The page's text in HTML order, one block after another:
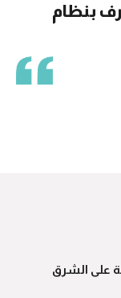
بنظام
على الشرق